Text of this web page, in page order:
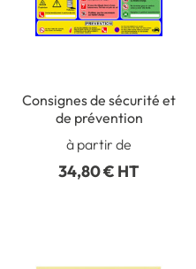
Consignes de sécurité et
de prévention
à partir de
34,80 € HT